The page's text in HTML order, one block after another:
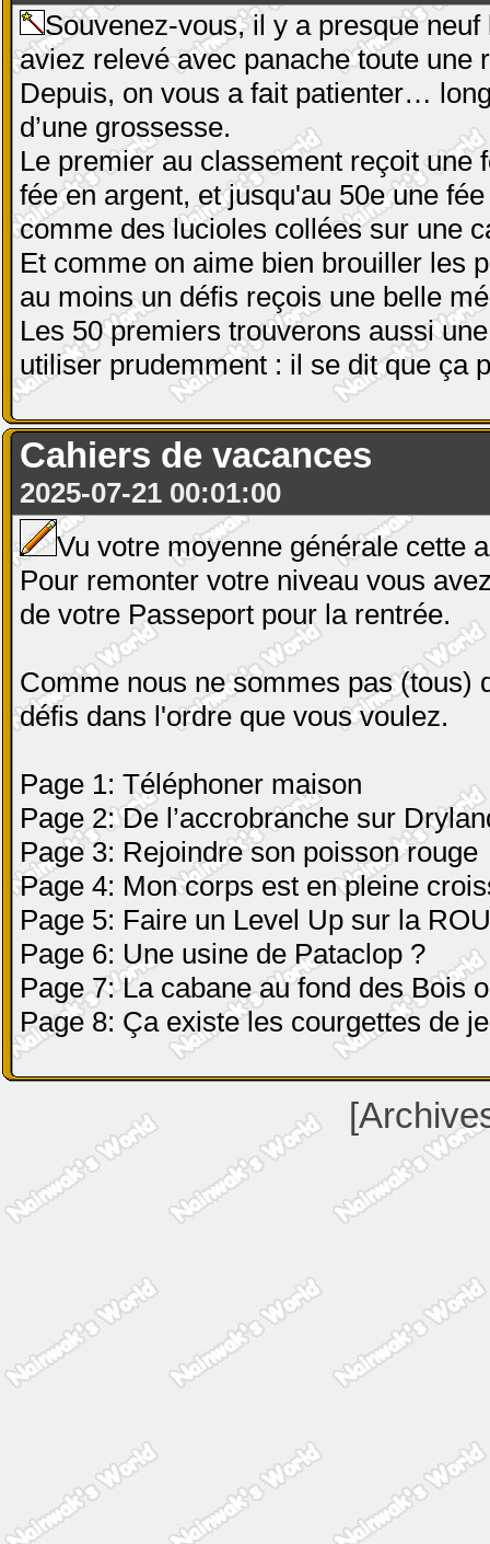
Souvenez-vous, il y a presque
aviez relevé avec panache toute
Depuis, on vous a fait patienter…
d’une grossesse.
Le premier au classement reçoit une
fée en argent, et jusqu'au 50e une
comme des lucioles collées sur une
Et comme on aime bien brouiller les
au moins un défis reçois une belle
Les 50 premiers trouverons aussi
utiliser prudemment : il se dit que
Cahiers de vacances
2025-07-21 00:01:00
Vu votre moyenne générale cette
Pour remonter votre niveau vous
de votre Passeport pour la rentrée.
Comme nous ne sommes pas (tous)
défis dans l'ordre que vous voulez.
Page 1: Téléphoner maison
Page 2: De l’accrobranche sur
Page 3: Rejoindre son poisson rouge
Page 4: Mon corps est en pleine
Page 5: Faire un Level Up sur la
Page 6: Une usine de Pataclop ?
Page 7: La cabane au fond des Bois
Page 8: Ça existe les courgettes de